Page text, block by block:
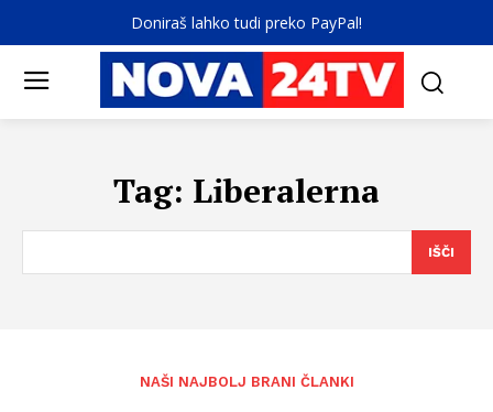
Doniraš lahko tudi preko PayPal!
Tag: Liberalerna
IŠČI
NAŠI NAJBOLJ BRANI ČLANKI